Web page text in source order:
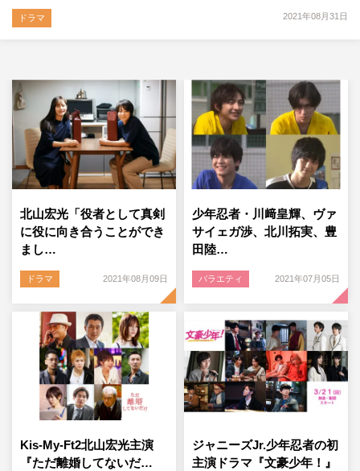
2021年08月31日
ドラマ
北山宏光「役者として真剣
に役に向き合うことができ
まし…
ドラマ 2021年08月09日
少年忍者・川﨑皇輝、ヴァ
サイェガ渉、北川拓実、豊
田陸…
バラエティ 2021年07月05日
Kis-My-Ft2北山宏光主演
『ただ離婚してないだ…
ジャニーズJr.少年忍者の初
主演ドラマ『文豪少年！』